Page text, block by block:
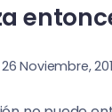
26 Noviembre,